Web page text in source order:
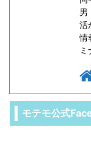
男
活
情
ミ
モテモ公式